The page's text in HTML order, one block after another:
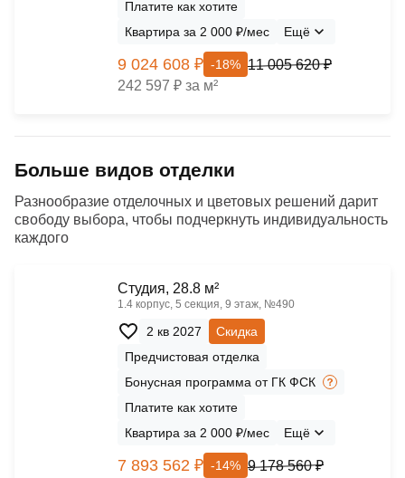
Платите как хотите
Квартира за 2 000 ₽/мес
Ещё
9 024 608 ₽ -18% 11 005 620 ₽
242 597 ₽ за м²
Больше видов отделки
Разнообразие отделочных и цветовых решений дарит
свободу выбора, чтобы подчеркнуть индивидуальность
каждого
Cтудия, 28.8 м²
1.4 корпус, 5 секция, 9 этаж, №490
2 кв 2027
Скидка
Предчистовая отделка
Бонусная программа от ГК ФСК
Платите как хотите
Квартира за 2 000 ₽/мес
Ещё
7 893 562 ₽ -14% 9 178 560 ₽